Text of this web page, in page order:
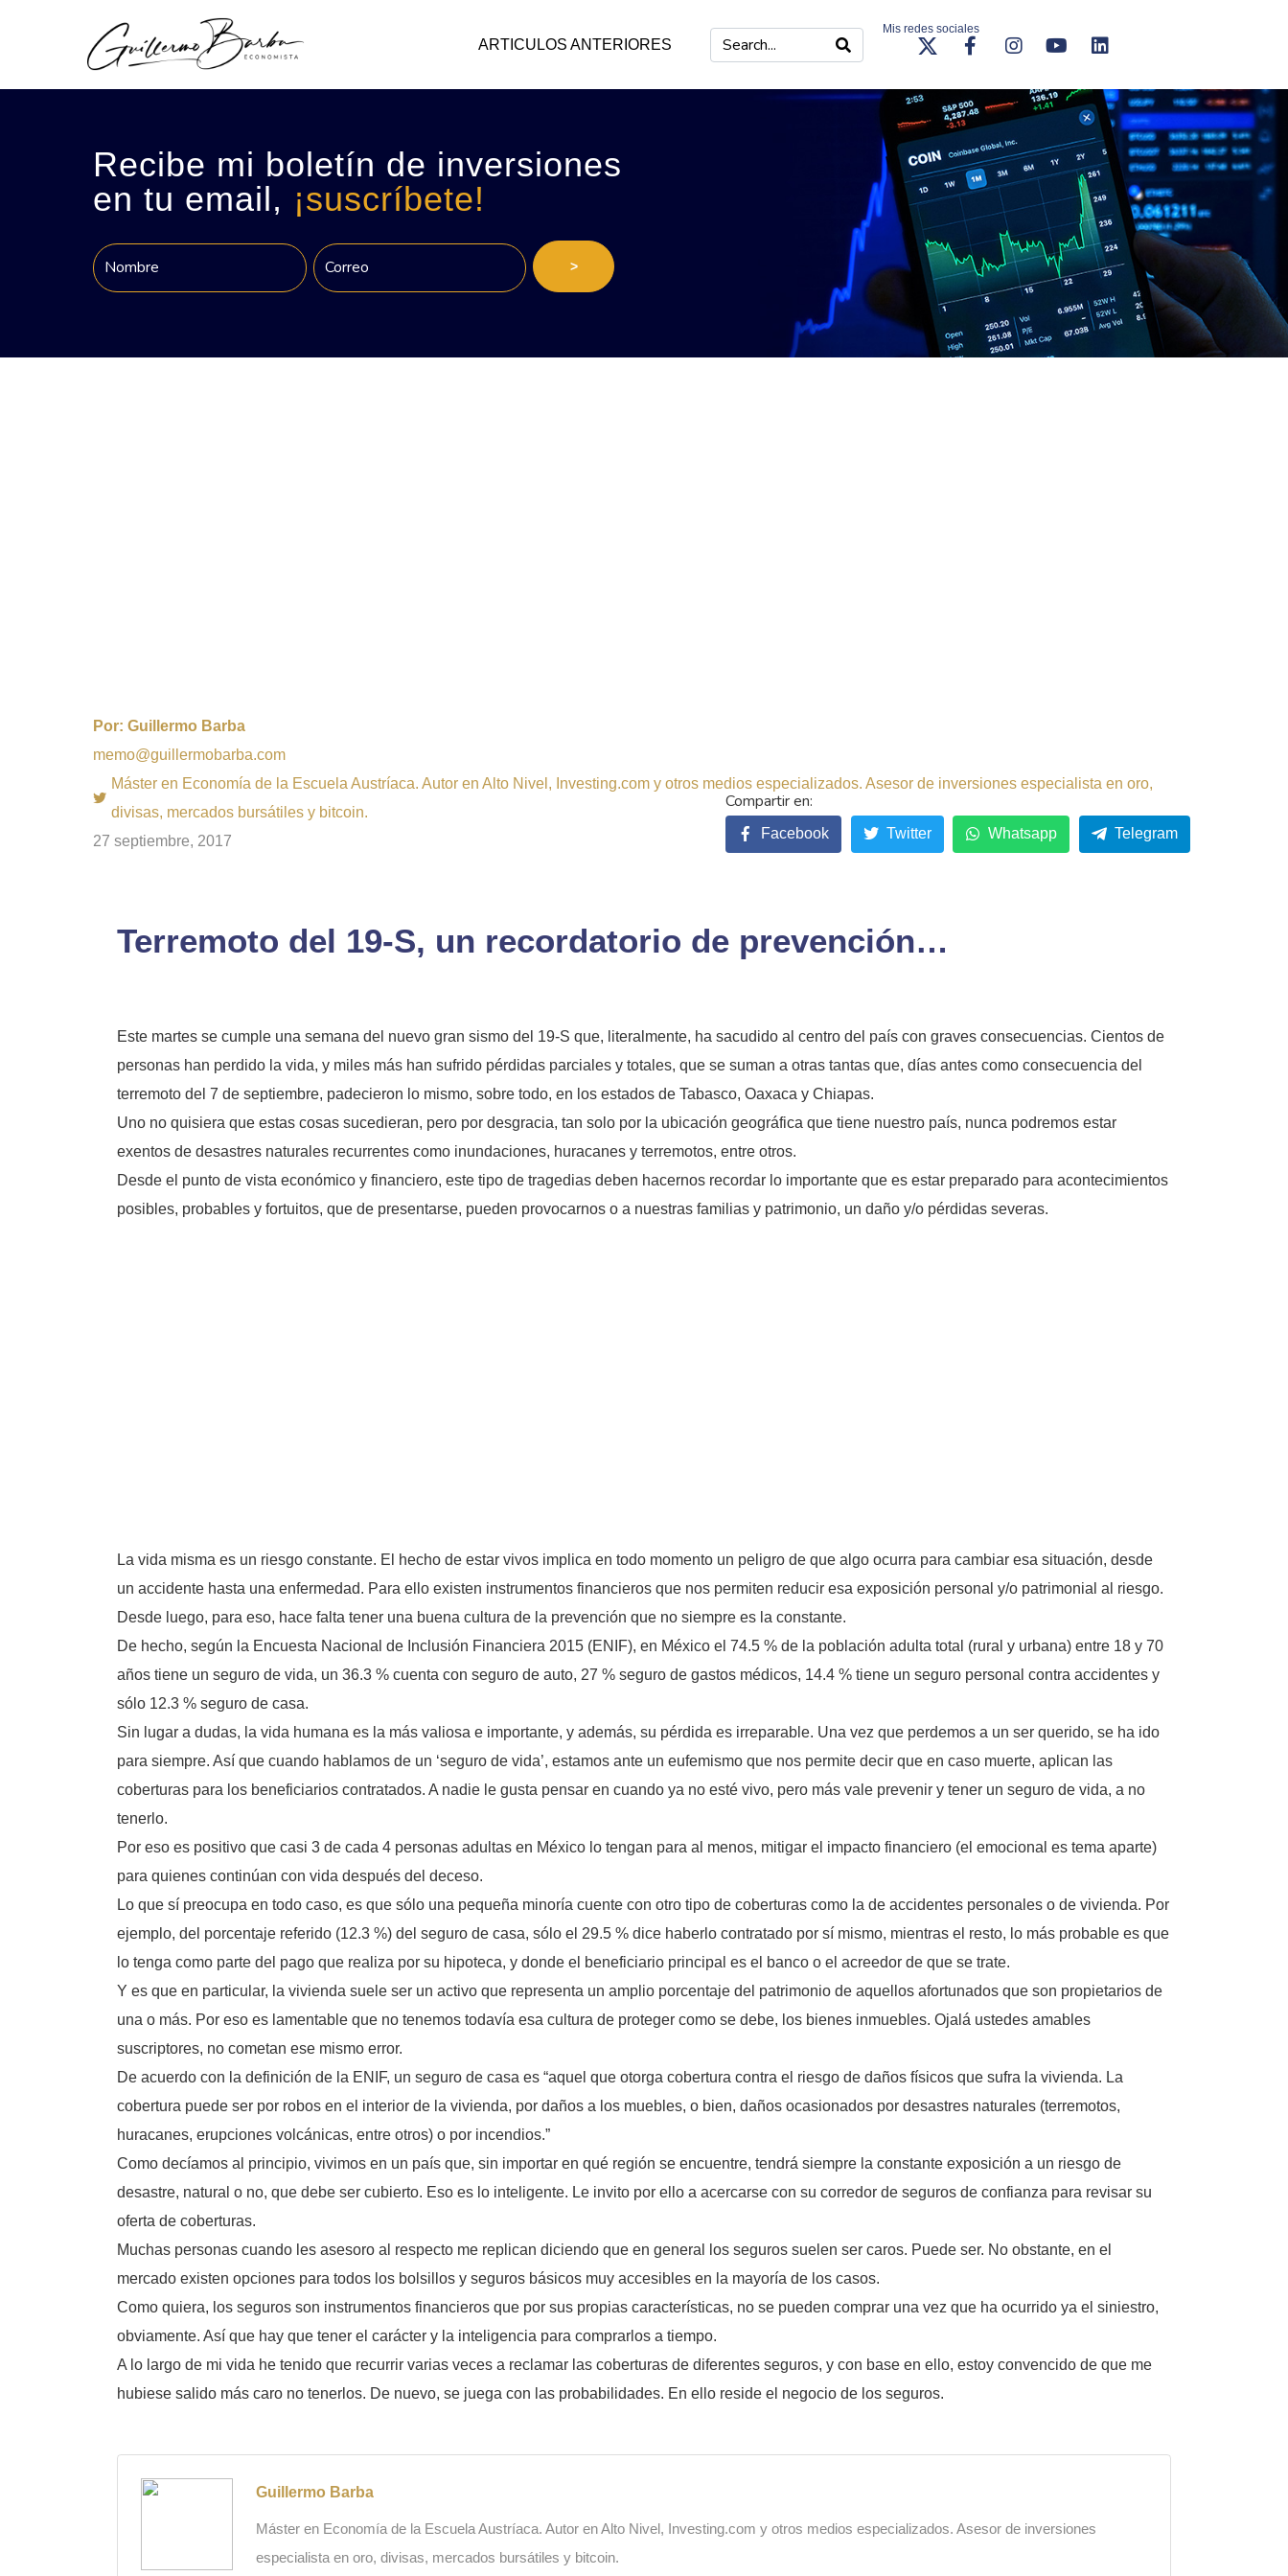
ARTICULOS ANTERIORES
Mis redes sociales
Recibe mi boletín de inversiones
en tu email, ¡suscríbete!
>
Por: Guillermo Barba
memo@guillermobarba.com
Máster en Economía de la Escuela Austríaca. Autor en Alto Nivel, Investing.com y otros medios especializados. Asesor de inversiones especialista en oro,
divisas, mercados bursátiles y bitcoin.
27 septiembre, 2017
Terremoto del 19-S, un recordatorio de prevención…
Este martes se cumple una semana del nuevo gran sismo del 19-S que, literalmente, ha sacudido al centro del país con graves consecuencias. Cientos de
personas han perdido la vida, y miles más han sufrido pérdidas parciales y totales, que se suman a otras tantas que, días antes como consecuencia del
terremoto del 7 de septiembre, padecieron lo mismo, sobre todo, en los estados de Tabasco, Oaxaca y Chiapas.
Uno no quisiera que estas cosas sucedieran, pero por desgracia, tan solo por la ubicación geográfica que tiene nuestro país, nunca podremos estar
exentos de desastres naturales recurrentes como inundaciones, huracanes y terremotos, entre otros.
Desde el punto de vista económico y financiero, este tipo de tragedias deben hacernos recordar lo importante que es estar preparado para acontecimientos
posibles, probables y fortuitos, que de presentarse, pueden provocarnos o a nuestras familias y patrimonio, un daño y/o pérdidas severas.
La vida misma es un riesgo constante. El hecho de estar vivos implica en todo momento un peligro de que algo ocurra para cambiar esa situación, desde
un accidente hasta una enfermedad. Para ello existen instrumentos financieros que nos permiten reducir esa exposición personal y/o patrimonial al riesgo.
Desde luego, para eso, hace falta tener una buena cultura de la prevención que no siempre es la constante.
De hecho, según la Encuesta Nacional de Inclusión Financiera 2015 (ENIF), en México el 74.5 % de la población adulta total (rural y urbana) entre 18 y 70
años tiene un seguro de vida, un 36.3 % cuenta con seguro de auto, 27 % seguro de gastos médicos, 14.4 % tiene un seguro personal contra accidentes y
sólo 12.3 % seguro de casa.
Sin lugar a dudas, la vida humana es la más valiosa e importante, y además, su pérdida es irreparable. Una vez que perdemos a un ser querido, se ha ido
para siempre. Así que cuando hablamos de un ‘seguro de vida’, estamos ante un eufemismo que nos permite decir que en caso muerte, aplican las
coberturas para los beneficiarios contratados. A nadie le gusta pensar en cuando ya no esté vivo, pero más vale prevenir y tener un seguro de vida, a no
tenerlo.
Por eso es positivo que casi 3 de cada 4 personas adultas en México lo tengan para al menos, mitigar el impacto financiero (el emocional es tema aparte)
para quienes continúan con vida después del deceso.
Lo que sí preocupa en todo caso, es que sólo una pequeña minoría cuente con otro tipo de coberturas como la de accidentes personales o de vivienda. Por
ejemplo, del porcentaje referido (12.3 %) del seguro de casa, sólo el 29.5 % dice haberlo contratado por sí mismo, mientras el resto, lo más probable es que
lo tenga como parte del pago que realiza por su hipoteca, y donde el beneficiario principal es el banco o el acreedor de que se trate.
Y es que en particular, la vivienda suele ser un activo que representa un amplio porcentaje del patrimonio de aquellos afortunados que son propietarios de
una o más. Por eso es lamentable que no tenemos todavía esa cultura de proteger como se debe, los bienes inmuebles. Ojalá ustedes amables
suscriptores, no cometan ese mismo error.
De acuerdo con la definición de la ENIF, un seguro de casa es “aquel que otorga cobertura contra el riesgo de daños físicos que sufra la vivienda. La
cobertura puede ser por robos en el interior de la vivienda, por daños a los muebles, o bien, daños ocasionados por desastres naturales (terremotos,
huracanes, erupciones volcánicas, entre otros) o por incendios.”
Como decíamos al principio, vivimos en un país que, sin importar en qué región se encuentre, tendrá siempre la constante exposición a un riesgo de
desastre, natural o no, que debe ser cubierto. Eso es lo inteligente. Le invito por ello a acercarse con su corredor de seguros de confianza para revisar su
oferta de coberturas.
Muchas personas cuando les asesoro al respecto me replican diciendo que en general los seguros suelen ser caros. Puede ser. No obstante, en el
mercado existen opciones para todos los bolsillos y seguros básicos muy accesibles en la mayoría de los casos.
Como quiera, los seguros son instrumentos financieros que por sus propias características, no se pueden comprar una vez que ha ocurrido ya el siniestro,
obviamente. Así que hay que tener el carácter y la inteligencia para comprarlos a tiempo.
A lo largo de mi vida he tenido que recurrir varias veces a reclamar las coberturas de diferentes seguros, y con base en ello, estoy convencido de que me
hubiese salido más caro no tenerlos. De nuevo, se juega con las probabilidades. En ello reside el negocio de los seguros.
Facebook Twitter Whatsapp Telegram
Guillermo Barba
Máster en Economía de la Escuela Austríaca. Autor en Alto Nivel, Investing.com y otros medios especializados. Asesor de inversiones
especialista en oro, divisas, mercados bursátiles y bitcoin.